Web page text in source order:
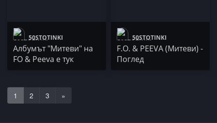
50STOTINKI
Албумът "Митеви" на
FO & Peeva е тук
50STOTINKI
F.O. & PEEVA (Митеви) -
Поглед
1 2 3 »